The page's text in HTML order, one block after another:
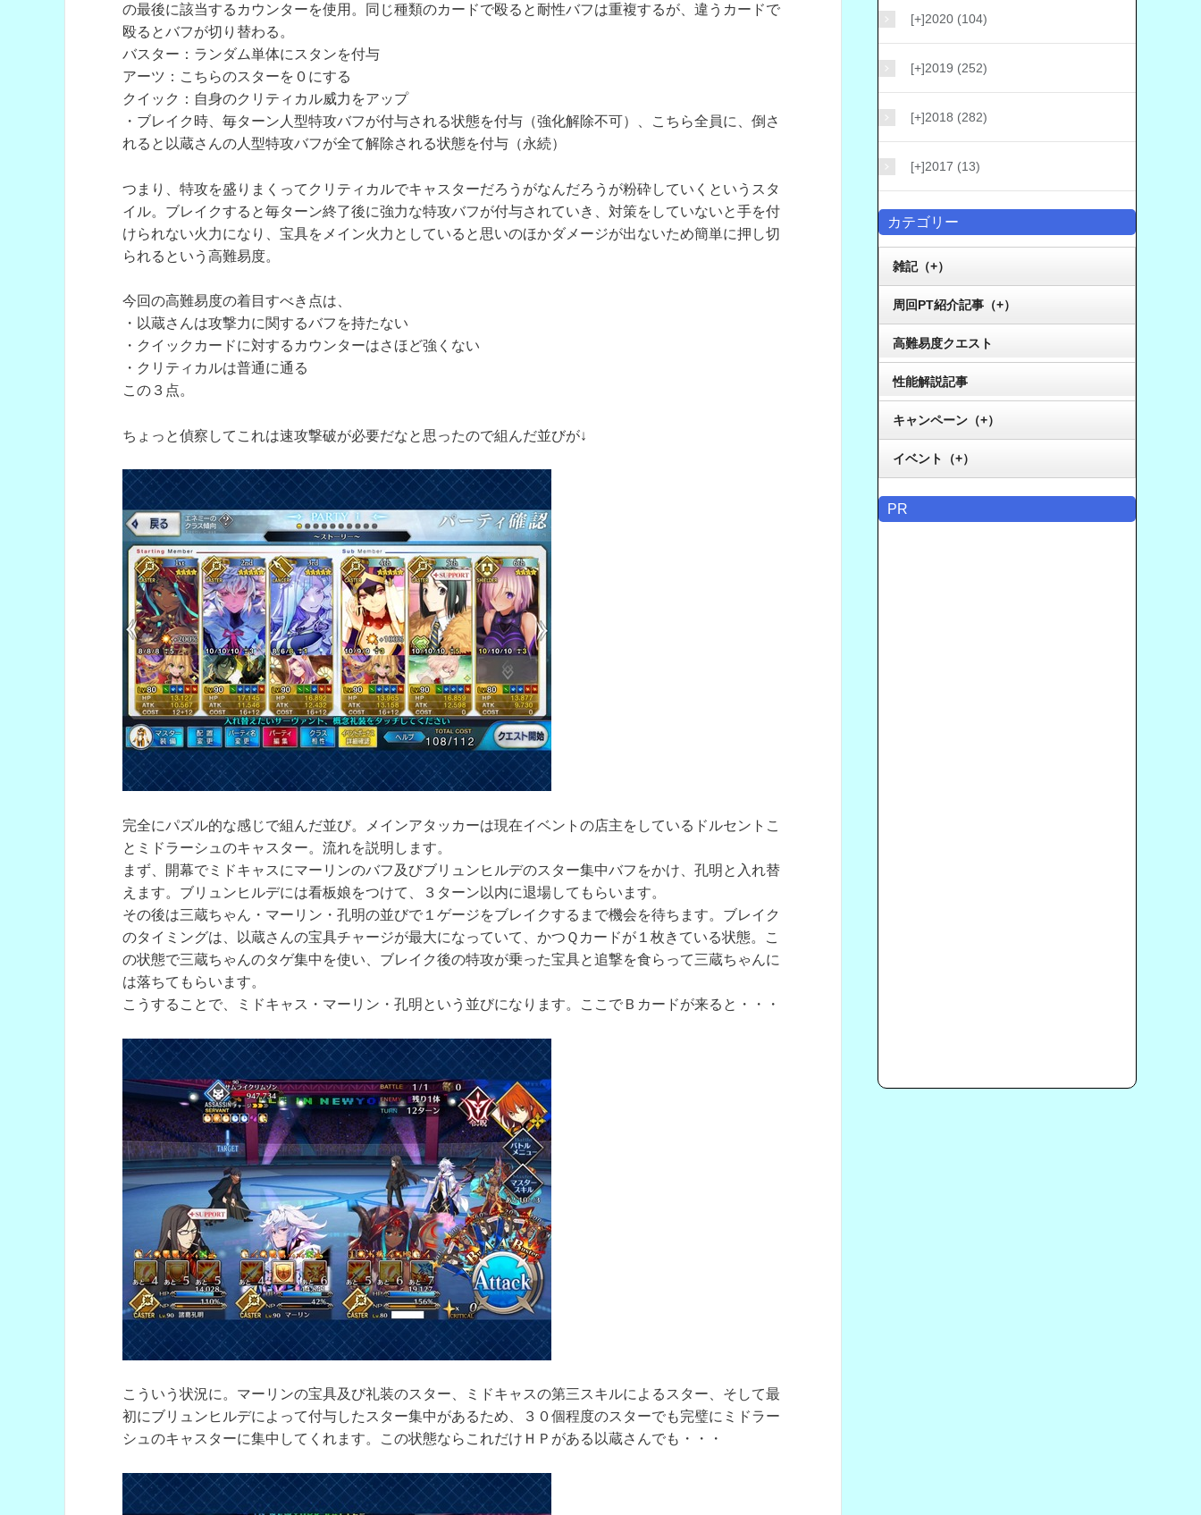
の最後に該当するカウンターを使用。同じ種類のカードで殴ると耐性バフは重複するが、違うカードで
殴るとバフが切り替わる。
バスター：ランダム単体にスタンを付与
アーツ：こちらのスターを０にする
クイック：自身のクリティカル威力をアップ
・ブレイク時、毎ターン人型特攻バフが付与される状態を付与（強化解除不可）、こちら全員に、倒さ
れると以蔵さんの人型特攻バフが全て解除される状態を付与（永続）
つまり、特攻を盛りまくってクリティカルでキャスターだろうがなんだろうが粉砕していくというスタ
イル。ブレイクすると毎ターン終了後に強力な特攻バフが付与されていき、対策をしていないと手を付
けられない火力になり、宝具をメイン火力としていると思いのほかダメージが出ないため簡単に押し切
られるという高難易度。
今回の高難易度の着目すべき点は、
・以蔵さんは攻撃力に関するバフを持たない
・クイックカードに対するカウンターはさほど強くない
・クリティカルは普通に通る
この３点。
ちょっと偵察してこれは速攻撃破が必要だなと思ったので組んだ並びが↓
完全にパズル的な感じで組んだ並び。メインアタッカーは現在イベントの店主をしているドルセントこ
とミドラーシュのキャスター。流れを説明します。
まず、開幕でミドキャスにマーリンのバフ及びブリュンヒルデのスター集中バフをかけ、孔明と入れ替
えます。ブリュンヒルデには看板娘をつけて、３ターン以内に退場してもらいます。
その後は三蔵ちゃん・マーリン・孔明の並びで１ゲージをブレイクするまで機会を待ちます。ブレイク
のタイミングは、以蔵さんの宝具チャージが最大になっていて、かつＱカードが１枚きている状態。こ
の状態で三蔵ちゃんのタゲ集中を使い、ブレイク後の特攻が乗った宝具と追撃を食らって三蔵ちゃんに
は落ちてもらいます。
こうすることで、ミドキャス・マーリン・孔明という並びになります。ここでＢカードが来ると・・・
こういう状況に。マーリンの宝具及び礼装のスター、ミドキャスの第三スキルによるスター、そして最
初にブリュンヒルデによって付与したスター集中があるため、３０個程度のスターでも完璧にミドラー
シュのキャスターに集中してくれます。この状態ならこれだけＨＰがある以蔵さんでも・・・
[+]2020 (104)
[+]2019 (252)
[+]2018 (282)
[+]2017 (13)
カテゴリー
雑記（+）
周回PT紹介記事（+）
高難易度クエスト
性能解説記事
キャンペーン（+）
イベント（+）
PR